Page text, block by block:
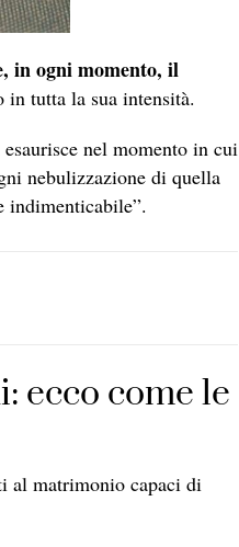
in ogni momento, il
tutta la sua intensità.
nel momento in cui
nebulizzazione di quella
indimenticabile”.
ecco come le
al matrimonio capaci di